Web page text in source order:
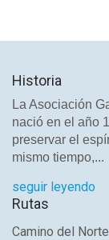
Historia
La Asociación
nació en el año
preservar el
mismo tiempo,...
seguir leyendo
Rutas
Camino del Norte